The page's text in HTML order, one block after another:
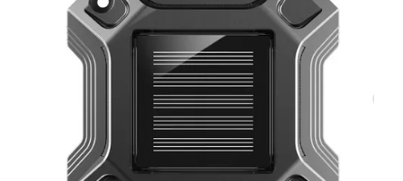
SHOP
SITEMAP
DATENSCHUTZRICHTLINIE